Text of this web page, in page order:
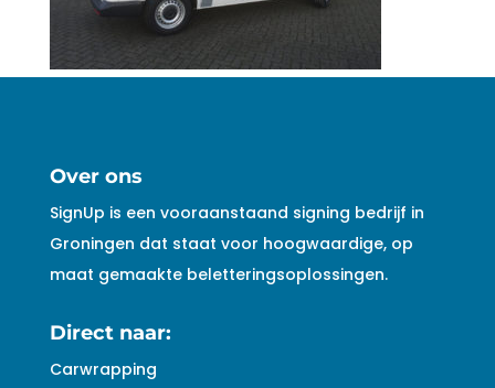
Over ons
SignUp is een vooraanstaand signing bedrijf in
Groningen dat staat voor hoogwaardige, op
maat gemaakte beletteringsoplossingen.
Direct naar:
Carwrapping